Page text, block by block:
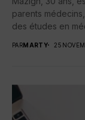
parents
des études en
PARMARTY 25